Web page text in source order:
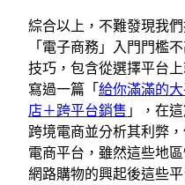
綜合以上，不難發現我
「電子商務」入門門檻
技巧，包含從選擇平台
寫過一篇「給你滿滿的
店＋跨平台銷售 」，在
跨境電商並分析其利弊
電商平台，雖然這些地
網路購物的興起後這些